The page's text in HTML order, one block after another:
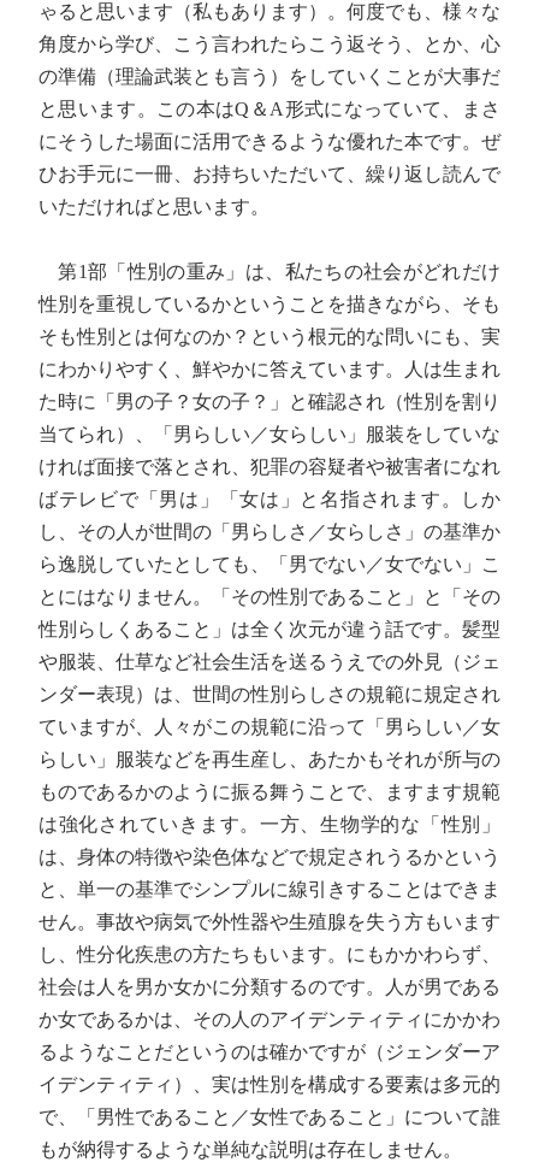
ゃると思います（私もあります）。何度でも、様々な
角度から学び、こう言われたらこう返そう、とか、心
の準備（理論武装とも言う）をしていくことが大事だ
と思います。この本はQ＆A形式になっていて、まさ
にそうした場面に活用できるような優れた本です。ぜ
ひお手元に一冊、お持ちいただいて、繰り返し読んで
いただければと思います。
第1部「性別の重み」は、私たちの社会がどれだけ
性別を重視しているかということを描きながら、そも
そも性別とは何なのか？という根元的な問いにも、実
にわかりやすく、鮮やかに答えています。人は生まれ
た時に「男の子？女の子？」と確認され（性別を割り
当てられ）、「男らしい／女らしい」服装をしていな
ければ面接で落とされ、犯罪の容疑者や被害者になれ
ばテレビで「男は」「女は」と名指されます。しか
し、その人が世間の「男らしさ／女らしさ」の基準か
ら逸脱していたとしても、「男でない／女でない」こ
とにはなりません。「その性別であること」と「その
性別らしくあること」は全く次元が違う話です。髪型
や服装、仕草など社会生活を送るうえでの外見（ジェ
ンダー表現）は、世間の性別らしさの規範に規定され
ていますが、人々がこの規範に沿って「男らしい／女
らしい」服装などを再生産し、あたかもそれが所与の
ものであるかのように振る舞うことで、ますます規範
は強化されていきます。一方、生物学的な「性別」
は、身体の特徴や染色体などで規定されうるかという
と、単一の基準でシンプルに線引きすることはできま
せん。事故や病気で外性器や生殖腺を失う方もいます
し、性分化疾患の方たちもいます。にもかかわらず、
社会は人を男か女かに分類するのです。人が男である
か女であるかは、その人のアイデンティティにかかわ
るようなことだというのは確かですが（ジェンダーア
イデンティティ）、実は性別を構成する要素は多元的
で、「男性であること／女性であること」について誰
もが納得するような単純な説明は存在しません。